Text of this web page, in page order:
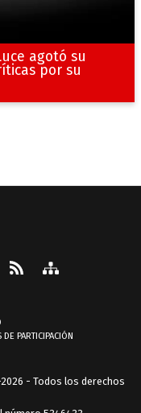
agotó su
por su
DE PARTICIPACIÓN
- Todos los derechos